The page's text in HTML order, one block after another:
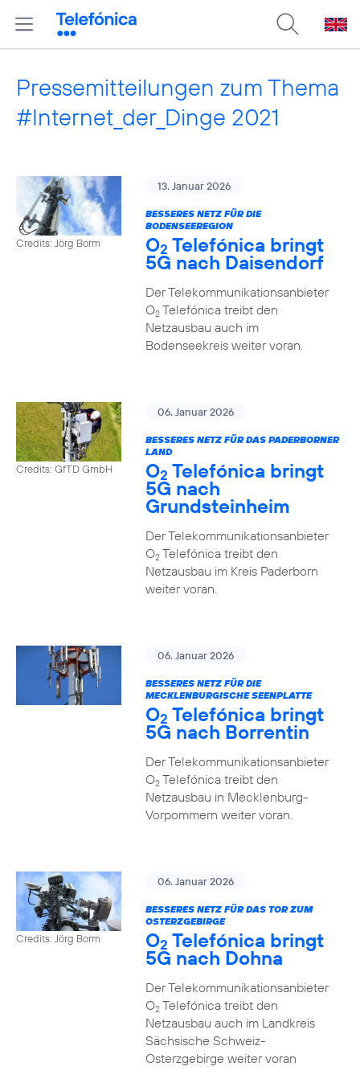
Pressemitteilungen zum Thema
#Internet_der_Dinge 2021
Credits: Jörg Borm
13. Januar 2026
BESSERES NETZ FÜR DIE
BODENSEEREGION
O2 Telefónica bringt
5G nach Daisendorf
Der Telekommunikationsanbieter
O2Telefónica treibt den
Netzausbau auch im
Bodenseekreis weiter voran.
Credits: GfTD GmbH
06. Januar 2026
BESSERES NETZ FÜR DAS PADERBORNER
LAND
O2 Telefónica bringt
5G nach
Grundsteinheim
Der Telekommunikationsanbieter
O2Telefónica treibt den
Netzausbau im Kreis Paderborn
weiter voran.
06. Januar 2026
BESSERES NETZ FÜR DIE
MECKLENBURGISCHE SEENPLATTE
O2 Telefónica bringt
5G nach Borrentin
Der Telekommunikationsanbieter
O2Telefónica treibt den
Netzausbau in Mecklenburg-
Vorpommern weiter voran.
Credits: Jörg Borm
06. Januar 2026
BESSERES NETZ FÜR DAS TOR ZUM
OSTERZGEBIRGE
O2 Telefónica bringt
5G nach Dohna
Der Telekommunikationsanbieter
O2Telefónica treibt den
Netzausbau auch im Landkreis
Sächsische Schweiz-
Osterzgebirge weiter voran